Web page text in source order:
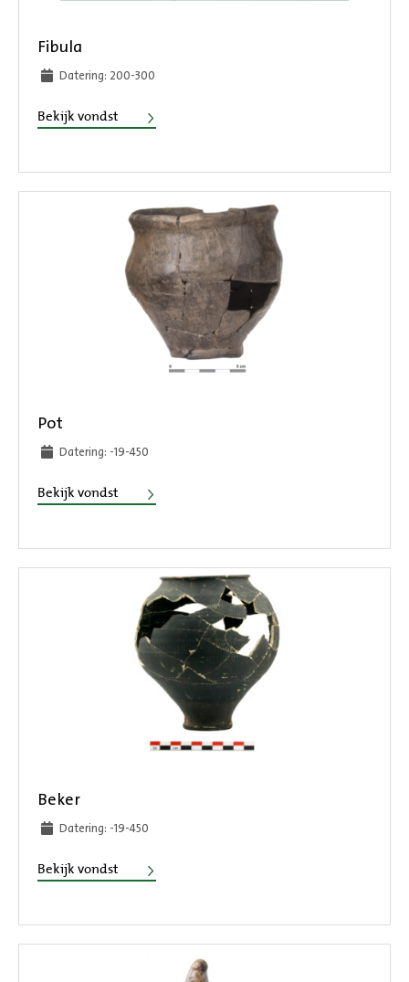
Fibula
Datering: 200-300
Bekijk vondst Fibula
Pot
Datering: -19-450
Bekijk vondst
Beker
Datering: -19-450
Bekijk vondst Beker